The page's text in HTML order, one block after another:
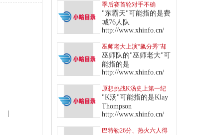
|
季后赛首轮对手不确
定，“东霸天”七六人针对
多队制定战术
"东霸天"可能指的是费
城76人队
http://www.xhinfo.cn/
巫师老大上演“飙分秀”却
传伤情，“得分王”头衔恐
拱手让给库里
巫师队的"巫师老大"可
能指的是
http://www.xhinfo.cn/
原想挑战K汤史上第一纪
录，无奈“这点”让库里只
能作罢
"K汤"可能指的是Klay
Thompson
http://www.xhinfo.cn/
巴特勒26分、热火六人得